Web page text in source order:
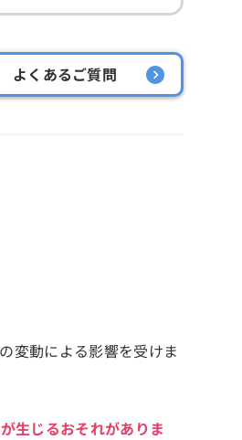
よくあるご質問
変動による影響を受けま
生じるおそれがありま